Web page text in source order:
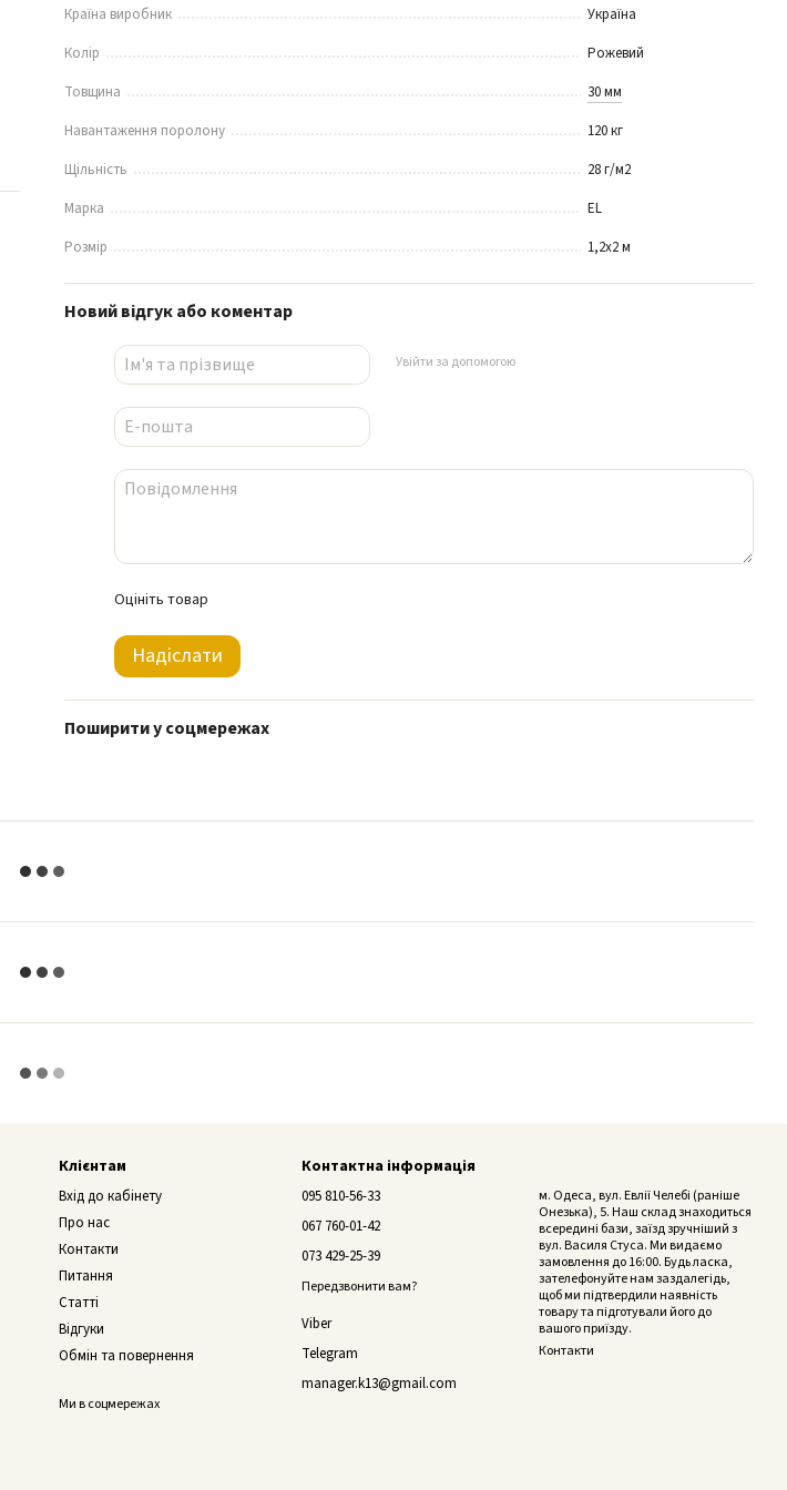
Країна виробник
Україна
Колір
Рожевий
Товщина
30 мм
Навантаження поролону
120 кг
Щільність
28 г/м2
Марка
EL
Розмір
1,2х2 м
Новий відгук або коментар
Увійти за допомогою
Оцініть товар
Надіслати
Поширити у соцмережах
Клієнтам
Вхід до кабінету
Про нас
Контакти
Питання
Статті
Відгуки
Обмін та повернення
Ми в соцмережах
Контактна інформація
095 810-56-33
067 760-01-42
073 429-25-39
Передзвонити вам?
Viber
Telegram
manager.k13@gmail.com
м. Одеса, вул. Евлії Челебі (раніше
Онезька), 5. Наш склад знаходиться
всередині бази, заїзд зручніший з
вул. Василя Стуса. Ми видаємо
замовлення до 16:00. Будь ласка,
зателефонуйте нам заздалегідь,
щоб ми підтвердили наявність
товару та підготували його до
вашого приїзду.
Контакти